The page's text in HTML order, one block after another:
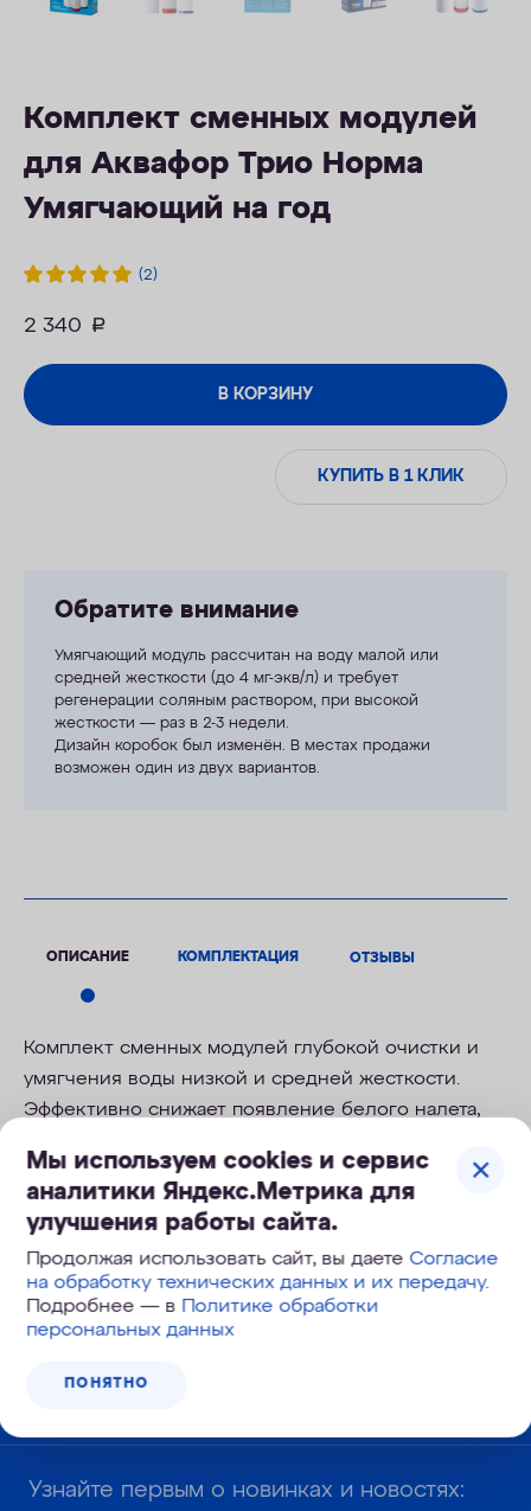
Комплект сменных модулей
для Аквафор Трио Норма
Умягчающий на год
(2)
2 340 руб.
В КОРЗИНУ
КУПИТЬ В 1 КЛИК
Обратите внимание
Умягчающий модуль рассчитан на воду малой или
средней жесткости (до 4 мг-экв/л) и требует
регенерации соляным раствором, при высокой
жесткости — раз в 2-3 недели.
Дизайн коробок был изменён. В местах продажи
возможен один из двух вариантов.
ОПИСАНИЕ КОМПЛЕКТАЦИЯ ОТЗЫВЫ
Комплект сменных модулей глубокой очистки и
умягчения воды низкой и средней жесткости.
Эффективно снижает появление белого налета,
регенерации. В зависимости от жесткости
исходной воды, регенерацию потребуется
проводить в срок до 3х месяцев.
Мы используем cookies и сервис
аналитики Яндекс.Метрика для
улучшения работы сайта.
Продолжая использовать сайт, вы даетеСогласие
на обработку технических данных и их передачу.
Подробнее — в Политике обработки
персональных данных
ПОНЯТНО
Узнайте первым о новинках и новостях: